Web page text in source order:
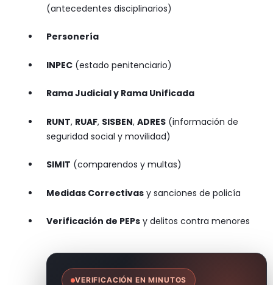
(antecedentes disciplinarios)
Personería
INPEC (estado penitenciario)
Rama Judicial y Rama Unificada
RUNT, RUAF, SISBEN, ADRES (información de
seguridad social y movilidad)
SIMIT (comparendos y multas)
Medidas Correctivas y sanciones de policía
Verificación de PEPs y delitos contra menores
VERIFICACIÓN EN MINUTOS